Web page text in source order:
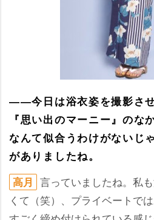
――今日は浴衣姿を撮影させ
『思い出のマーニー』のな
なんて似合うわけがないじ
がありましたね。
高月 言っていましたね。私
くて（笑）、プライベートで